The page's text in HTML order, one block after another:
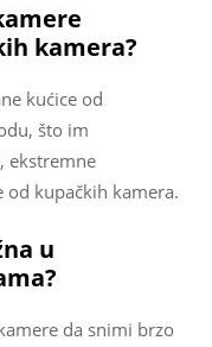
kamera?
kućice od
što im
ekstremne
kupačkih kamera.
u
da snimi brzo